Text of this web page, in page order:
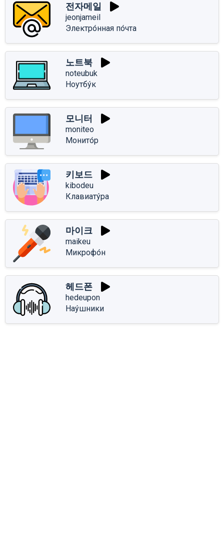
전자메일
jeonjameil
Электро́нная по́чта
노트북
noteubuk
Ноутбу́к
모니터
moniteo
Монито́р
키보드
kibodeu
Клавиату́ра
마이크
maikeu
Микрофо́н
헤드폰
hedeupon
Нау́шники